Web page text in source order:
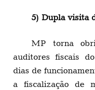
5) Dupla visita
MP torna
auditores fiscais
dias de
a fiscalização de